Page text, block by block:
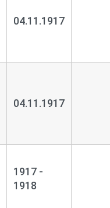
04.11.1917
04.11.1917
1917 -
1918